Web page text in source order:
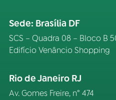
Sede: Brasília DF
SCS – Quadra 08 – Bloco B
Edifício Venâncio Shopping
Rio de Janeiro RJ
Av. Gomes Freire, n° 474